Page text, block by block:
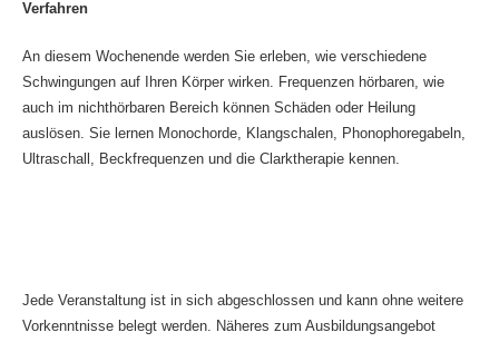
Verfahren
An diesem Wochenende werden Sie erleben, wie verschiedene
Schwingungen auf Ihren Körper wirken. Frequenzen hörbaren, wie
auch im nichthörbaren Bereich können Schäden oder Heilung
auslösen. Sie lernen Monochorde, Klangschalen, Phonophoregabeln,
Ultraschall, Beckfrequenzen und die Clarktherapie kennen.
Jede Veranstaltung ist in sich abgeschlossen und kann ohne weitere
Vorkenntnisse belegt werden. Näheres zum Ausbildungsangebot